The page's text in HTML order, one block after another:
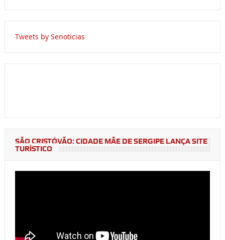
Tweets by Senoticias
SÃO CRISTÓVÃO: CIDADE MÃE DE SERGIPE LANÇA SITE
TURÍSTICO